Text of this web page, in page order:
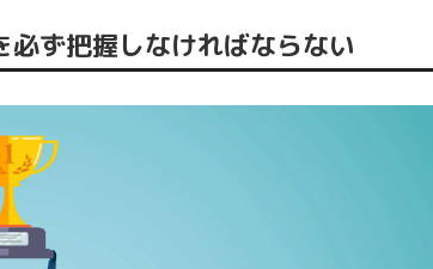
ず把握しなければならない